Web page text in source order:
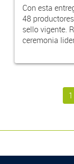
Con esta
48
sello vigente.
ceremonia
1